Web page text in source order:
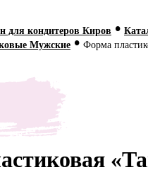
для кондитеров Киров •
Мужские • Форма